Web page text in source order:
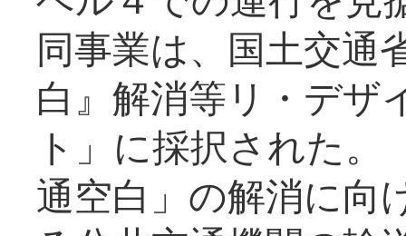
同事業は、国土交通
白』解消等リ・デザ
ト」に採択された
通空白」の解消に向